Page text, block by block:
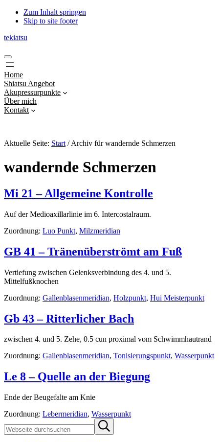
Zum Inhalt springen
Skip to site footer
tekiatsu
Shiatsu
bringt
Energie
in
Fluss...
Menu
Home
Shiatsu Angebot
Akupressurpunkte
Über mich
Kontakt
Aktuelle Seite: Start /Archiv für wandernde Schmerzen
wandernde Schmerzen
Mi 21 – Allgemeine Kontrolle
Auf der Medioaxillarlinie im 6. Intercostalraum.
Zuordnung: Luo Punkt, Milzmeridian
GB 41 – Tränenüberströmt am Fuß
Vertiefung zwischen Gelenksverbindung des 4. und 5.
Mittelfußknochen
Zuordnung: Gallenblasenmeridian, Holzpunkt, Hui Meisterpunkt
Gb 43 – Ritterlicher Bach
zwischen 4. und 5. Zehe, 0.5 cun proximal vom Schwimmhautrand
Zuordnung: Gallenblasenmeridian, Tonisierungspunkt, Wasserpunkt
Le 8 – Quelle an der Biegung
Ende der Beugefalte am Knie
Zuordnung: Lebermeridian, Wasserpunkt
Sidebar
durchsuchen
Submit
search